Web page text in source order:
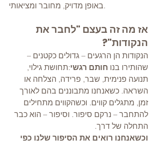
באופן מדויק, מחובר ומציאותי.
אז מה זה בעצם "לחבר את
הנקודות"?
הנקודות הן הרגעים – גדולים כקטנים –
שהותירו בנו חותם רגשי:תחושת גילוי,
תנועה פנימית, שבר, פרידה, הצלחה או
השראה. כשאנחנו מתבוננים בהם לאורך
זמן, מתגלים קווים. וכשהקווים מתחילים
להתחבר – נרקם סיפור. וסיפור – הוא כבר
התחלה של דרך.
וכשאנחנו רואים את הסיפור שלנו כפי